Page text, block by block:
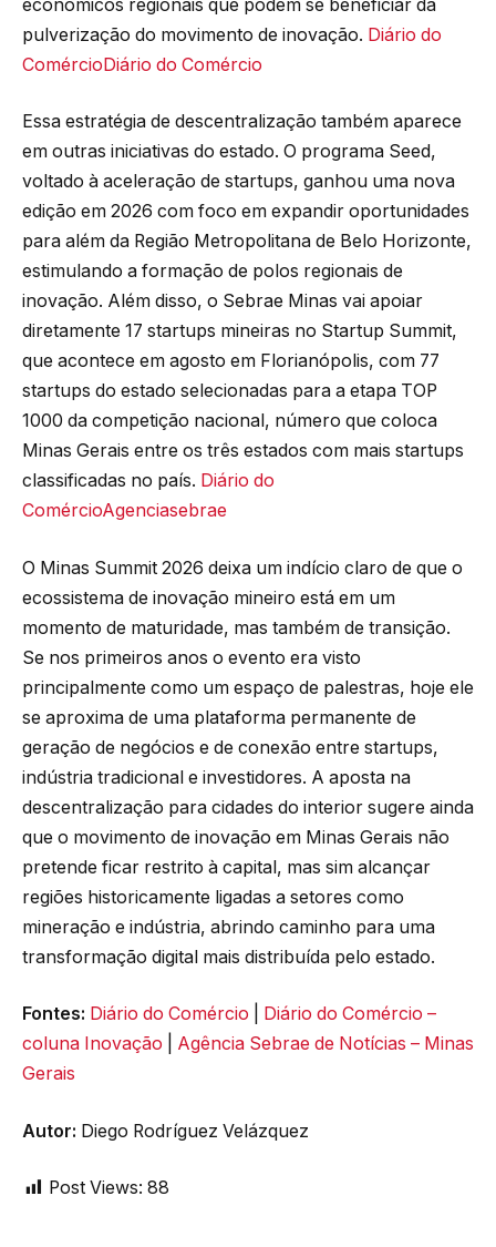
econômicos regionais que podem se beneficiar da
pulverização do movimento de inovação. Diário do
ComércioDiário do Comércio
Essa estratégia de descentralização também aparece
em outras iniciativas do estado. O programa Seed,
voltado à aceleração de startups, ganhou uma nova
edição em 2026 com foco em expandir oportunidades
para além da Região Metropolitana de Belo Horizonte,
estimulando a formação de polos regionais de
inovação. Além disso, o Sebrae Minas vai apoiar
diretamente 17 startups mineiras no Startup Summit,
que acontece em agosto em Florianópolis, com 77
startups do estado selecionadas para a etapa TOP
1000 da competição nacional, número que coloca
Minas Gerais entre os três estados com mais startups
classificadas no país. Diário do
ComércioAgenciasebrae
O Minas Summit 2026 deixa um indício claro de que o
ecossistema de inovação mineiro está em um
momento de maturidade, mas também de transição.
Se nos primeiros anos o evento era visto
principalmente como um espaço de palestras, hoje ele
se aproxima de uma plataforma permanente de
geração de negócios e de conexão entre startups,
indústria tradicional e investidores. A aposta na
descentralização para cidades do interior sugere ainda
que o movimento de inovação em Minas Gerais não
pretende ficar restrito à capital, mas sim alcançar
regiões historicamente ligadas a setores como
mineração e indústria, abrindo caminho para uma
transformação digital mais distribuída pelo estado.
Fontes: Diário do Comércio
Diário do Comércio –
coluna Inovação
Agência Sebrae de Notícias – Minas
Gerais
Autor: Diego Rodríguez Velázquez
Post Views: 88